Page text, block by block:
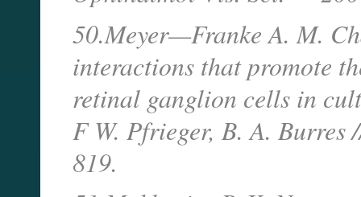
50.Meyer—Franke A. M.
interactions that promote
retinal ganglion cells in
F W. Pfrieger, B. A.
819.